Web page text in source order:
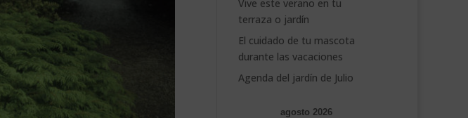
Vive este verano en tu
terraza o jardín
El cuidado de tu mascota
durante las vacaciones
Agenda del jardín de Julio
agosto 2026